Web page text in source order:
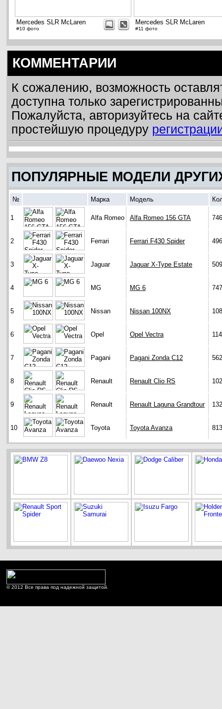
Mercedes SLR McLaren
#10 фото
Mercedes SLR McLaren
#11 фото
КОММЕНТАРИИ
К сожалению, возможность
доступна только
Пожалуйста, авторизуйтесь на
простейшую процедуру
ПОПУЛЯРНЫЕ МОДЕЛИ
№ Марка Модель
1 Alfa Romeo Alfa Romeo 156 GTA
2 Ferrari Ferrari F430 Spider
3 Jaguar Jaguar X-Type Estate
4 MG MG 6
5 Nissan Nissan 100NX
6 Opel Opel Vectra
7 Pagani Pagani Zonda C12
8 Renault Renault Clio RS
9 Renault Renault Laguna Grandtour
10 Toyota Toyota Avanza
© 2012 Все права под надежной защитой.